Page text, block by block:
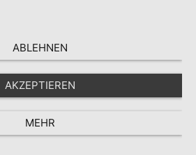
ABLEHNEN
AKZEPTIEREN
MEHR